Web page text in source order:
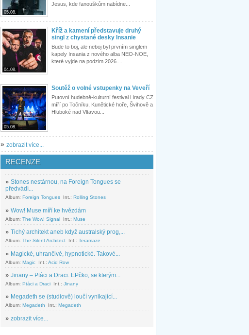
05.08.
Jesus, kde fanouškům nabídne...
04.08.
Kříž a kamení představuje druhý
singl z chystané desky Insanie
Bude to boj, ale neboj byl prvním singlem
kapely Insania z nového alba NEO-NOE,
které vyjde na podzim 2026....
05.08.
Soutěž o volné vstupenky na Veveří
Putovní hudebně-kulturní festival Hrady CZ
míří po Točníku, Kunětické hoře, Švihově a
Hluboké nad Vltavou...
» zobrazit více...
RECENZE
» Stones nestárnou, na Foreign Tongues se
předvádí...
Album: Foreign Tongues Int.: Rolling Stones
» Wow! Muse míří ke hvězdám
Album: The Wow! Signal Int.: Muse
» Tichý architekt aneb když australský prog,...
Album: The Silent Architect Int.: Teramaze
» Magické, uhrančivé, hypnotické. Takové...
Album: Magic Int.: Acid Row
» Jinany – Ptáci a Draci: EPčko, se kterým...
Album: Ptáci a Draci Int.: Jinany
» Megadeth se (studiově) loučí vynikající...
Album: Megadeth Int.: Megadeth
» zobrazit více...